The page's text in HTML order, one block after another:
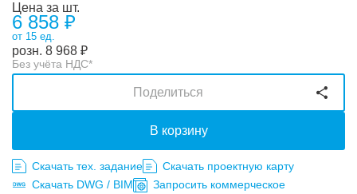
Цена за шт.
6 858 ₽
от 15 ед.
розн. 8 968 ₽
Без учёта НДС*
В корзину
Поделиться
Скачать тех. задание
Скачать проектную карту
Скачать DWG / BIM
Запросить коммерческое